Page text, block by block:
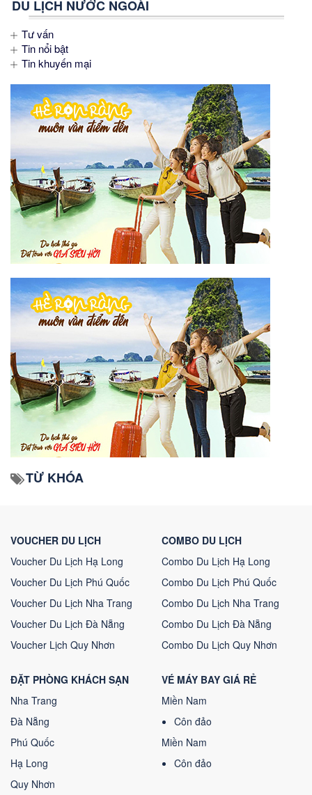
DU LỊCH NƯỚC NGOÀI
Tư vấn
Tin nổi bật
Tin khuyến mại
TỪ KHÓA
VOUCHER DU LỊCH
Voucher Du Lịch Hạ Long
Voucher Du Lịch Phú Quốc
Voucher Du Lịch Nha Trang
Voucher Du Lịch Đà Nẵng
Voucher Lịch Quy Nhơn
COMBO DU LỊCH
Combo Du Lịch Hạ Long
Combo Du Lịch Phú Quốc
Combo Du Lịch Nha Trang
Combo Du Lịch Đà Nẵng
Combo Du Lịch Quy Nhơn
ĐẶT PHÒNG KHÁCH SẠN
Nha Trang
Đà Nẵng
Phú Quốc
Hạ Long
Quy Nhơn
VÉ MÁY BAY GIÁ RẺ
Miền Nam
Côn đảo
Miền Nam
Côn đảo